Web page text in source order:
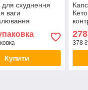
для схуднення
ваги
метаболізм
для фігури opt-
Купити
278
378